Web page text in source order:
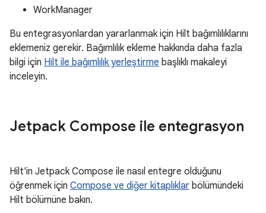
WorkManager
Bu entegrasyonlardan yararlanmak için Hilt bağımlılıklarını
eklemeniz gerekir. Bağımlılık ekleme hakkında daha fazla
bilgi için Hilt ile bağımlılık yerleştirme başlıklı makaleyi
inceleyin.
Jetpack Compose ile entegrasyon
Hilt'in Jetpack Compose ile nasıl entegre olduğunu
öğrenmek için Compose ve diğer kitaplıklar bölümündeki
Hilt bölümüne bakın.